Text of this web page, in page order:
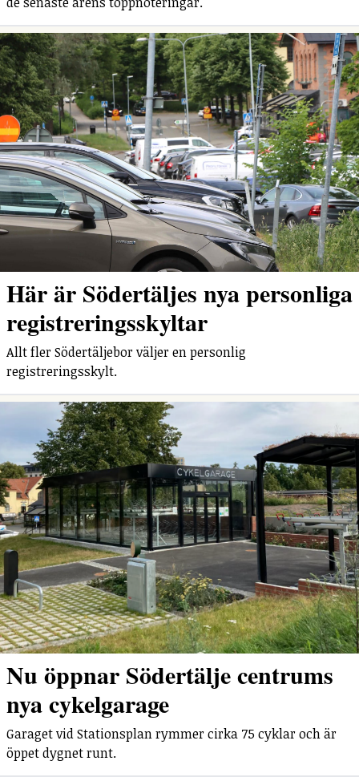
Här är Södertäljes nya personliga
registreringsskyltar
Allt fler Södertäljebor väljer en personlig
registreringsskylt.
Nu öppnar Södertälje centrums
nya cykelgarage
Garaget vid Stationsplan rymmer cirka 75 cyklar och är
öppet dygnet runt.